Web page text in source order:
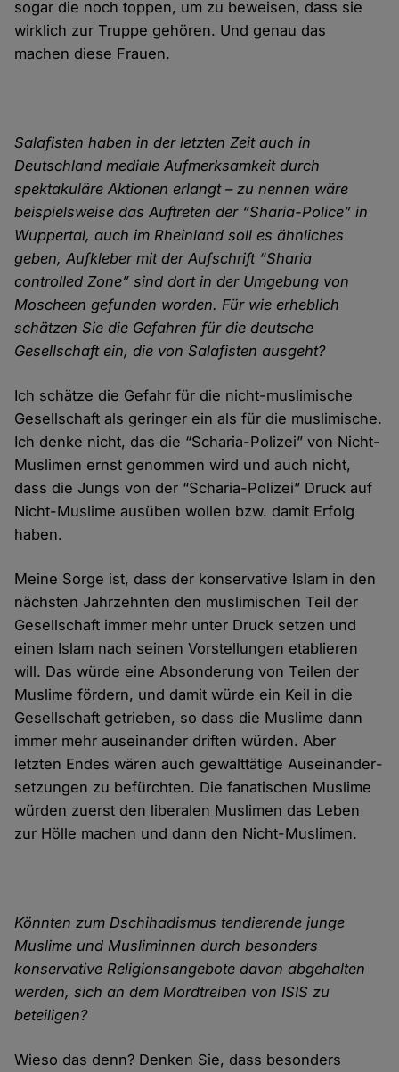
sogar die noch toppen, um zu beweisen, dass sie
wirklich zur Truppe gehören. Und genau das
machen diese Frauen.
Salafisten haben in der letzten Zeit auch in
Deutschland mediale Aufmerk­samkeit durch
spektakuläre Aktionen erlangt – zu nennen wäre
beispiels­weise das Auftreten der “Sharia-Police” in
Wuppertal, auch im Rhein­land soll es ähnliches
geben, Aufkleber mit der Aufschrift “Sharia
controlled Zone” sind dort in der Umgebung von
Moscheen ge­funden worden. Für wie erheb­lich
schätzen Sie die Gefahren für die deutsche
Gesellschaft ein, die von Salafisten ausgeht?
Ich schätze die Gefahr für die nicht-muslimische
Gesellschaft als geringer ein als für die muslimische.
Ich denke nicht, das die “Scharia-Polizei” von Nicht-
Muslimen ernst genommen wird und auch nicht,
dass die Jungs von der “Scharia-Polizei” Druck auf
Nicht-Muslime ausüben wollen bzw. damit Erfolg
haben.
Meine Sorge ist, dass der konservative Islam in den
nächsten Jahr­zehnten den muslimischen Teil der
Gesellschaft immer mehr unter Druck setzen und
einen Islam nach seinen Vor­stellungen etablieren
will. Das würde eine Absonderung von Teilen der
Muslime fördern, und damit würde ein Keil in die
Gesellschaft getrieben, so dass die Muslime dann
immer mehr auseinander driften würden. Aber
letzten Endes wären auch gewalt­tätige Aus­einander­
setzungen zu befürchten. Die fanatischen Muslime
würden zuerst den liberalen Muslimen das Leben
zur Hölle machen und dann den Nicht-Muslimen.
Könnten zum Dschihadismus tendierende junge
Muslime und Musliminnen durch besonders
konservative Religions­ange­bote davon abgehalten
werden, sich an dem Mord­treiben von ISIS zu
beteiligen?
Wieso das denn? Denken Sie, dass besonders